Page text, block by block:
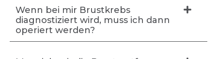
Wenn bei mir Brustkrebs
diagnostiziert wird, muss ich dann
operiert werden?